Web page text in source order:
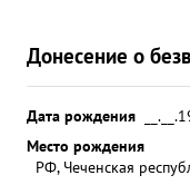
Донесение о
Дата рождения
Место рождения
РФ, Чеченская